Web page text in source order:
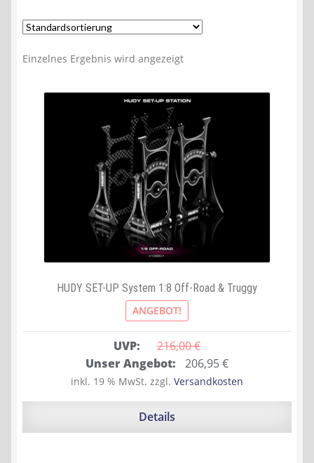
Einzelnes Ergebnis wird angezeigt
HUDY SET-UP System 1:8 Off-Road & Truggy
ANGEBOT!
UVP: 216,00 €
Ursprünglicher
Preis
war:
Unser Angebot: 206,95€Aktueller
Preis
ist:
inkl. 19 % MwSt. zzgl. Versandkosten
Details